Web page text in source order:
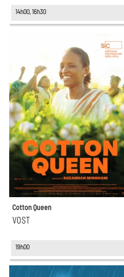
14h00, 16h30
Cotton Queen
VOST
19h00